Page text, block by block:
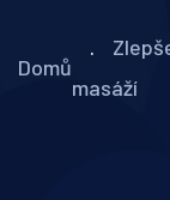
Domů
masáží